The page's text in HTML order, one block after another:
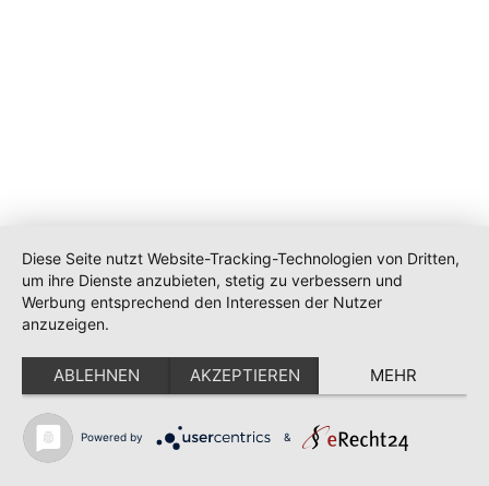
Diese Seite nutzt Website-Tracking-Technologien von Dritten,
um ihre Dienste anzubieten, stetig zu verbessern und
Werbung entsprechend den Interessen der Nutzer
anzuzeigen.
ABLEHNEN AKZEPTIEREN MEHR
Powered by &